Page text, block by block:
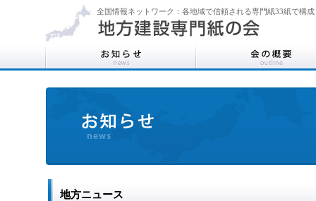
全国情報ネットワーク：各地域で信頼される専門紙33紙で構成
地方ニュース